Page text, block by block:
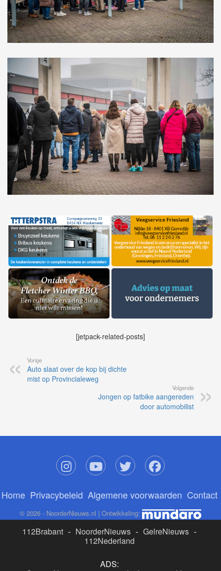
[jetpack-related-posts]
Vorige
Auto slaat over de kop bij dichte
mist op Provincialeweg
Volgende
Jongen op fatbike aangereden
door automobilist
Home Privacybeleid Algemene voorwaarden Contact
© 2026 - NoorderNieuws.nl | Ontwikkeling:
112Brabant - NoorderNieuws - GelreNieuws -
112Nederland
ADS: